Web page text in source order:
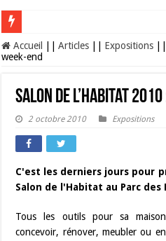
Les Nocturnes de la Cité de l’espace
Accueil Articles Expositions
week-end
Salon de l’Habitat
2 octobre 2010 Expositions
C'est les derniers jours pour
Salon de l'Habitat au Parc
Tous les outils pour sa
concevoir, rénover, meubler ou